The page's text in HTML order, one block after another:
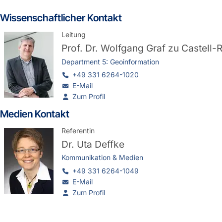
Wissenschaftlicher Kontakt
Leitung
Prof. Dr. Wolfgang Graf zu Castell-
Department 5: Geoinformation
+49 331 6264-1020
E-Mail
Zum Profil
Medien Kontakt
Referentin
Dr. Uta Deffke
Kommunikation & Medien
+49 331 6264-1049
E-Mail
Zum Profil